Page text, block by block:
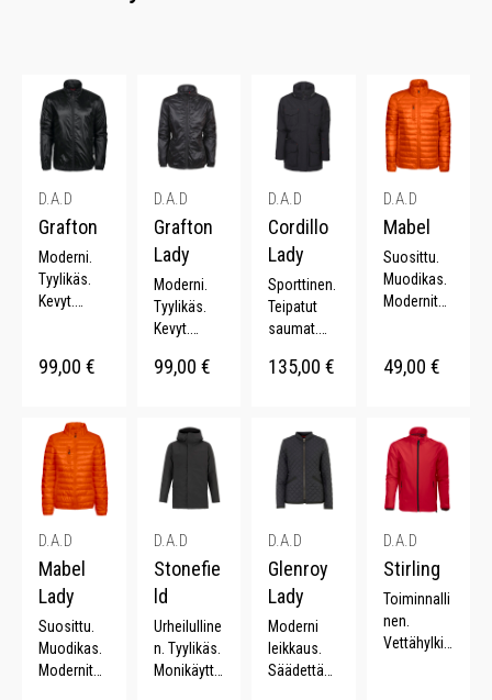
D.A.D
Grafton
Moderni.
Tyylikäs.
Kevyt.
pinta.
99,00 €
D.A.D
Grafton
Lady
Moderni.
Tyylikäs.
Kevyt.
Kiiltävä
99,00 €
D.A.D
Cordillo
Lady
Sporttinen.
Teipatut
saumat.
taskua.
Säädettävä
vyötärö.
135,00 €
D.A.D
Mabel
Suosittu.
Muodikas.
Modernit
vetoketju.
49,00 €
D.A.D
Mabel
Lady
Suosittu.
Muodikas.
Modernit
D.A.D
Stonefie
ld
Urheilulline
n. Tyylikäs.
Monikäyttö
D.A.D
Glenroy
Lady
Moderni
leikkaus.
Säädettävä
D.A.D
Stirling
Toiminnalli
nen.
Vettähylkiv